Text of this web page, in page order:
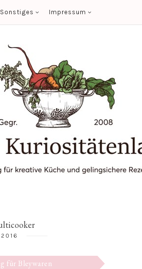
Sonstiges Impressum
für Bleywaren